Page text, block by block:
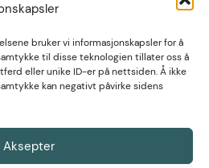
bruker vi informasjonskapsler for å
til disse teknologien tillater oss å
eller unike ID-er på nettsiden. Å ikke
kan negativt påvirke sidens
Aksepter
Kontakt
Høgvollvegen 51A,
2312 Ottestad
post@nettsmed.no
Tlf. 466 92 611